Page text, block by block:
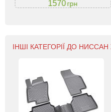
1570грн
ІНШІ КАТЕГОРІЇ ДО НИССАН